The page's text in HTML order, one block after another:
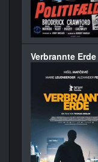
Verbrannte Erde